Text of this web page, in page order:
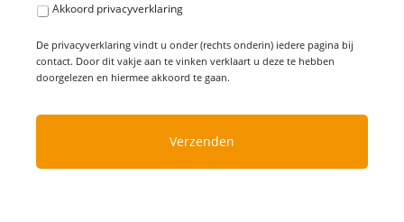
Akkoord privacyverklaring
De privacyverklaring vindt u onder (rechts onderin) iedere pagina bij
contact. Door dit vakje aan te vinken verklaart u deze te hebben
doorgelezen en hiermee akkoord te gaan.